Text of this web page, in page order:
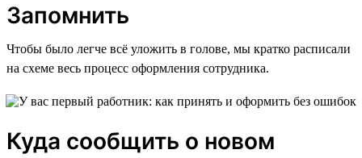
Запомнить
Чтобы было легче всё уложить в голове, мы кратко расписали
на схеме весь процесс оформления сотрудника.
Куда сообщить о новом